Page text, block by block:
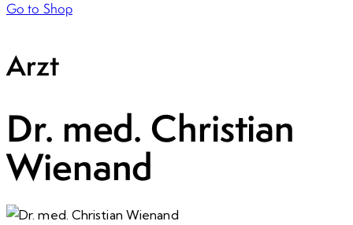
Go to Shop
Arzt
Dr. med. Christian
Wienand